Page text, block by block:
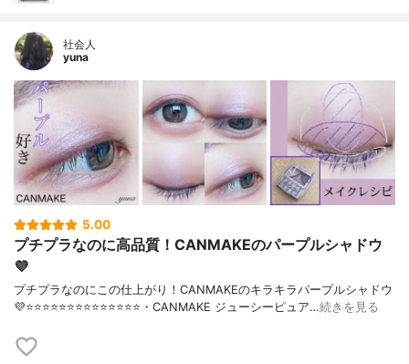
社会人
yuna
5.00
プチプラなのに高品質！CANMAKEのパープルシャドウ
💜
プチプラなのにこの仕上がり！CANMAKEのキラキラパープルシャドウ
💜⭐️⭐️⭐️⭐️⭐️⭐️⭐️⭐️⭐️⭐️⭐️⭐️⭐️⭐️・CANMAKE ジューシーピュア…続きを見る